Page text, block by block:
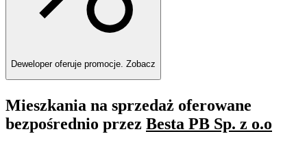
Deweloper oferuje promocje. Zobacz
Mieszkania na sprzedaż oferowane
bezpośrednio przez Besta PB Sp. z o.o